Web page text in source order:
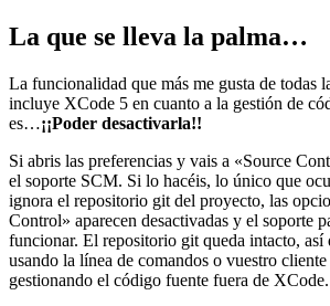
La que se lleva la palma…
La funcionalidad que más me gusta de todas
incluye XCode 5 en cuanto a la gestión de
es…¡¡Poder desactivarla!!
Si abris las preferencias y vais a «Source
el soporte SCM. Si lo hacéis, lo único que
ignora el repositorio git del proyecto, las
Control» aparecen desactivadas y el soporte
funcionar. El repositorio git queda intacto, así
usando la línea de comandos o vuestro
gestionando el código fuente fuera de XCode.